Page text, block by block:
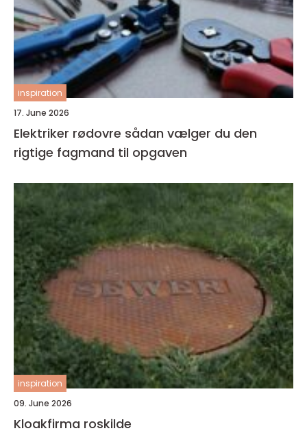
inspiration
17. June 2026
Elektriker rødovre sådan vælger du den
rigtige fagmand til opgaven
inspiration
09. June 2026
Kloakfirma roskilde